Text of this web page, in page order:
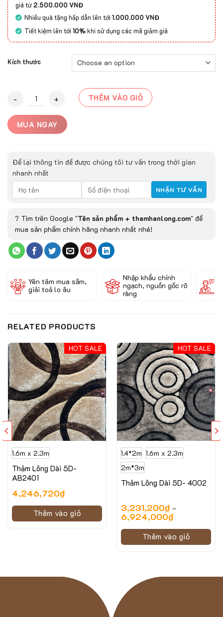
giá từ 2.500.000 VNĐ
Nhiều quà tặng hấp dẫn lên tới1.000.000 VNĐ
Tiết kiệm lên tới10%khi sử dụng các mã giảm giá
Kích thước
Thảm Trải Sàn MANAVGAT - 9204C quantity
THÊM VÀO GIỎ
MUA NGAY
Để lại thông tin để được chúng tôi tư vấn trong thời gian
nhanh nhất
? Tìm trên Google "Tên sản phẩm + thamhanlong.com" để
mua sản phẩm chính hãng nhanh nhất nhé!
Yên tâm mua sắm,
giải toả lo âu
Nhập khẩu chính
ngạch, nguồn gốc rõ
ràng
RELATED PRODUCTS
HOT SALE
1.6m x 2.3m
Thảm Lông Dài 5D-
AB2401
4,246,720₫
Thêm vào giỏ
HOT SALE
1.4*2m 1.6m x 2.3m
2m*3m
Thảm Lông Dài 5D- 4002
3,231,200₫–
6,924,000₫
Thêm vào giỏ